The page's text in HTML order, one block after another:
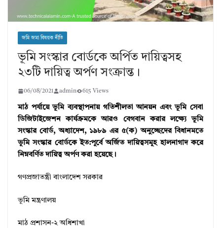
জমি জমা বিষয়ক নীতি
ভূমি সংস্কার বোর্ডকে অর্পিত দায়িত্বসহ
২৩টি দায়িত্ব অর্পণ সংক্রান্ত।
06/08/2021 admin 615 Views
মাঠ পর্যায়ে ভূমি ব্যবস্থাপনায় গতিশীলতা আনয়ন এবং ভূমি সেবা
ডিজিটাইজেশন কার্যক্রমকে আরও বেগবান করার লক্ষ্যে ভূমি
সংস্কার বোর্ড, অধ্যাদেশ, ১৯৮৯ এর ৫(ক) অনুচ্ছেদের বিধানমতে
ভূমি সংস্কার বোর্ডকে ইত:পূর্বে অর্জিত দায়িত্বসমূহ হালনাগাদ করে
নিম্নবর্ণিত দায়িত্ব অর্পণ করা হয়েছে।
গণপ্রজাতন্ত্রী বাংলাদেশ সরকার
ভূমি মন্ত্রণালয়
মাঠ প্রশাসন-২ অধিশাখা